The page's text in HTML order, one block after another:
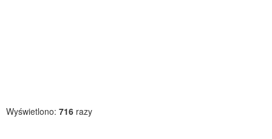
Wyświetlono: 716 razy